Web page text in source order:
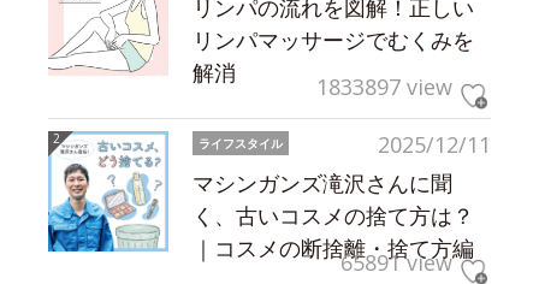
リンパの流れを図解！正しい
リンパマッサージでむくみを
解消
1833897 view
2025/12/11
ライフスタイル
マシンガンズ滝沢さんに聞
く、古いコスメの捨て方は？
｜コスメの断捨離・捨て方編
65891 view